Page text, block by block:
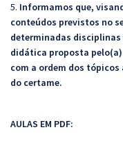
5. Informamos que,
conteúdos previstos no
determinadas
didática proposta
com a ordem dos
do certame.
AULAS EM PDF: